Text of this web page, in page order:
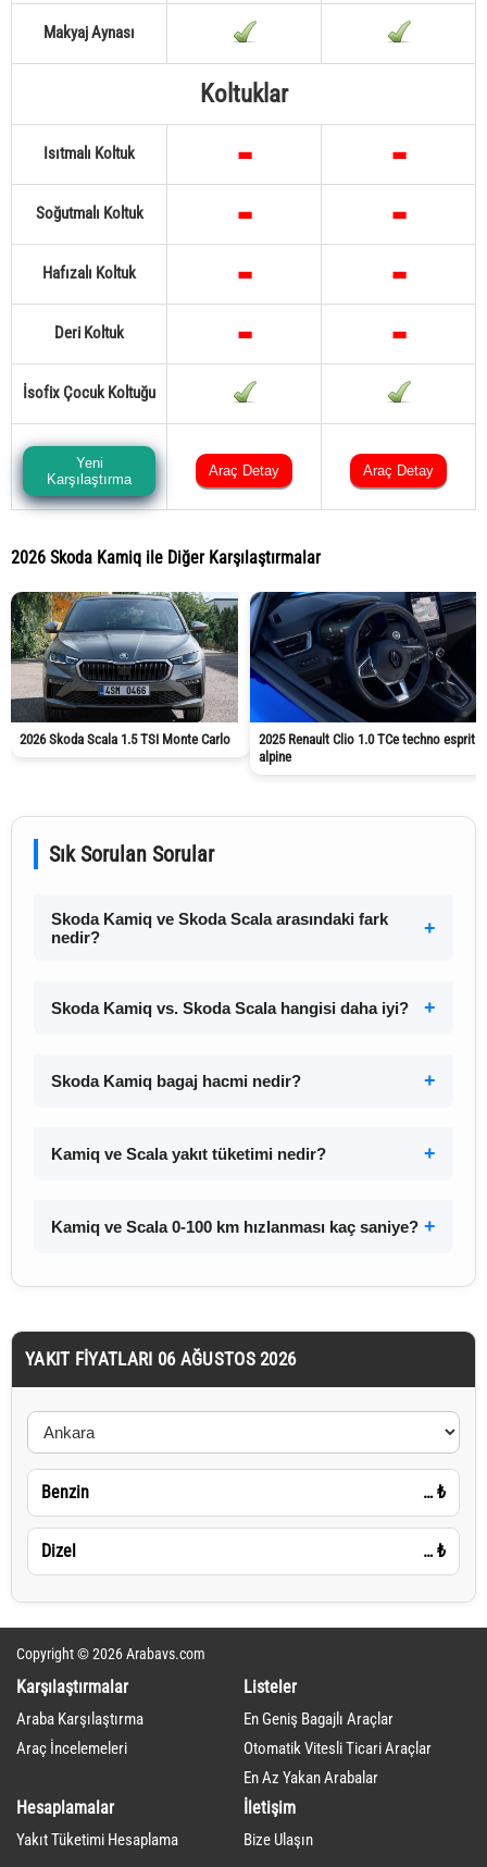
Makyaj Aynası
Koltuklar
Isıtmalı Koltuk
Soğutmalı Koltuk
Hafızalı Koltuk
Deri Koltuk
İsofix Çocuk Koltuğu
Yeni
Karşılaştırma
Araç Detay Araç Detay
2026 Skoda Kamiq ile Diğer Karşılaştırmalar
2026 Skoda Scala 1.5 TSI Monte Carlo
2025 Renault Clio 1.0 TCe techno esprit
alpine
Sık Sorulan Sorular
Skoda Kamiq ve Skoda Scala arasındaki fark
nedir?
Skoda Kamiq vs. Skoda Scala hangisi daha iyi?
Skoda Kamiq bagaj hacmi nedir?
Kamiq ve Scala yakıt tüketimi nedir?
Kamiq ve Scala 0-100 km hızlanması kaç saniye?
YAKIT FIYATLARI 06 AĞUSTOS 2026
Benzin … ₺
Dizel … ₺
Copyright © 2026 Arabavs.com
Karşılaştırmalar
Araba Karşılaştırma
Araç İncelemeleri
Listeler
En Geniş Bagajlı Araçlar
Otomatik Vitesli Ticari Araçlar
En Az Yakan Arabalar
Hesaplamalar
Yakıt Tüketimi Hesaplama
İletişim
Bize Ulaşın